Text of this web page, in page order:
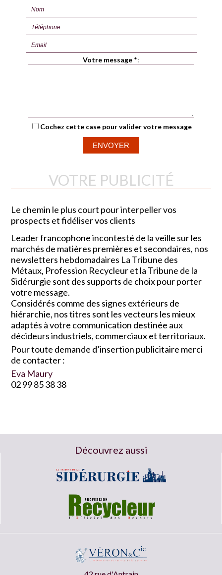
Votre message *:
Cochez cette case pour valider votre message
VOTRE PUBLICITÉ
Le chemin le plus court pour interpeller vos
prospects et fidéliser vos clients
Leader francophone incontesté de la veille sur les
marchés de matières premières et secondaires, nos
newsletters hebdomadaires La Tribune des
Métaux, Profession Recycleur et la Tribune de la
Sidérurgie sont des supports de choix pour porter
votre message.
Considérés comme des signes extérieurs de
hiérarchie, nos titres sont les vecteurs les mieux
adaptés à votre communication destinée aux
décideurs industriels, commerciaux et territoriaux.
Pour toute demande d’insertion publicitaire merci
de contacter :
Eva Maury
02 99 85 38 38
Découvrez aussi